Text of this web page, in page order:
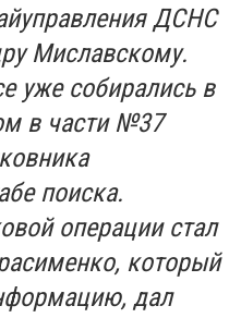
ДСНС
Миславскому.
уже собирались в
в части №37
поиска.
операции стал
который
дал